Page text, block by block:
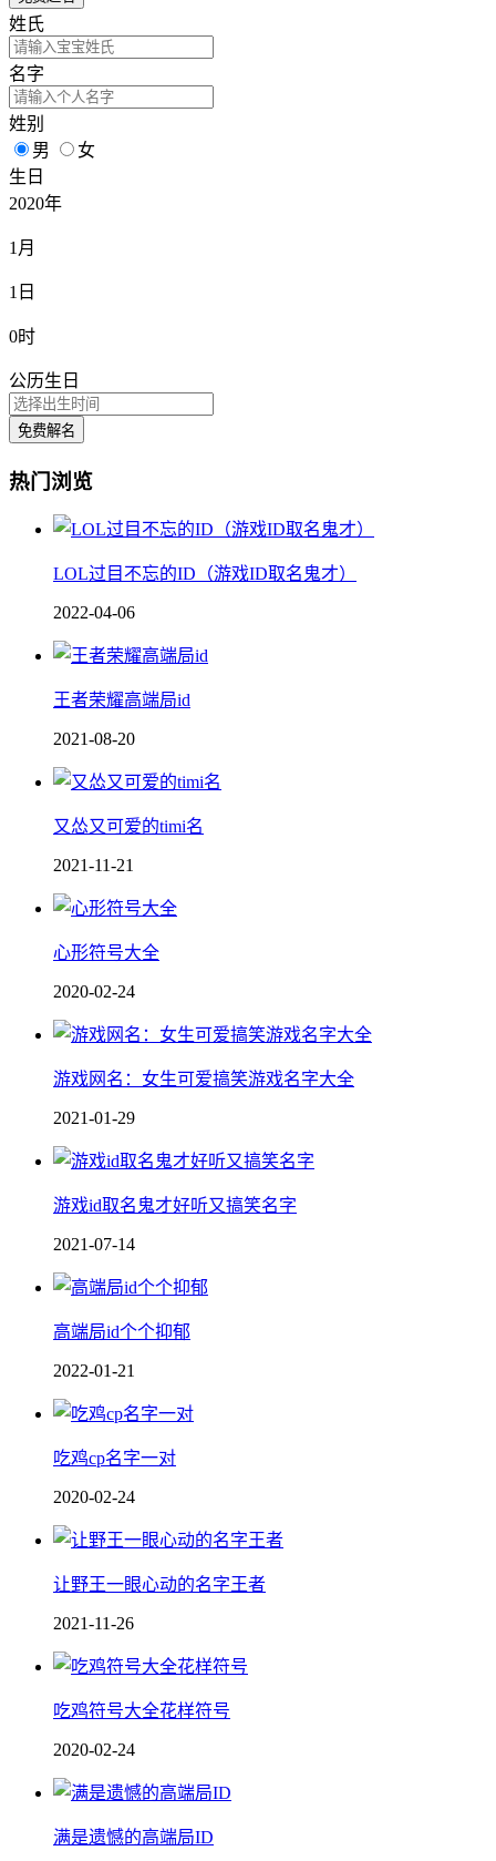
姓氏
名字
姓别
男
女
生日
2020年
1月
1日
0时
公历生日
免费解名
热门浏览
LOL过目不忘的ID（游戏ID取名鬼才）
2022-04-06
王者荣耀高端局id
2021-08-20
又怂又可爱的timi名
2021-11-21
心形符号大全
2020-02-24
游戏网名：女生可爱搞笑游戏名字大全
2021-01-29
游戏id取名鬼才好听又搞笑名字
2021-07-14
高端局id个个抑郁
2022-01-21
吃鸡cp名字一对
2020-02-24
让野王一眼心动的名字王者
2021-11-26
吃鸡符号大全花样符号
2020-02-24
满是遗憾的高端局ID